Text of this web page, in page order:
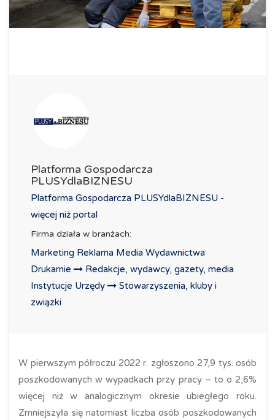
Platforma Gospodarcza
PLUSYdlaBIZNESU
Platforma Gospodarcza PLUSYdlaBIZNESU -
więcej niż portal
Firma działa w branżach:
Marketing Reklama Media Wydawnictwa
Drukarnie
Redakcje, wydawcy, gazety, media
Instytucje Urzędy
Stowarzyszenia, kluby i
związki
W pierwszym półroczu 2022 r. zgłoszono 27,9 tys. osób
poszkodowanych w wypadkach przy pracy – to o 2,6%
więcej niż w analogicznym okresie ubiegłego roku.
Zmniejszyła się natomiast liczba osób poszkodowanych